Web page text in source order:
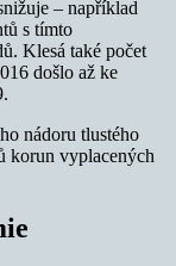
– například
s tímto
Klesá také počet
došlo až ke
nádoru tlustého
korun vyplacených